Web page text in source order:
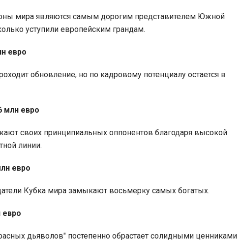
мира являются самым дорогим представителем Южной
уступили европейским грандам.
евро
обновление, но по кадровому потенциалу остается в
млн евро
своих принципиальных оппонентов благодаря высокой
линии.
евро
Кубка мира замыкают восьмерку самых богатых.
евро
дьяволов" постепенно обрастает солидными ценниками